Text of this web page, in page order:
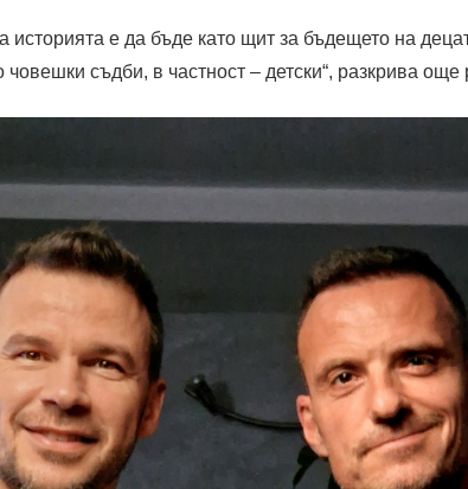
историята е да бъде като щит за бъдещето на
съдби, в частност – детски“, разкрива още